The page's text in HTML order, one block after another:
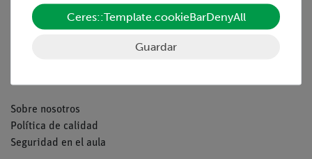
Catálogos
Seminarios web & vídeos
Sobre nosotros
Política de calidad
Seguridad en el aula
Ceres::Template.cookieBarDenyAll
Guardar